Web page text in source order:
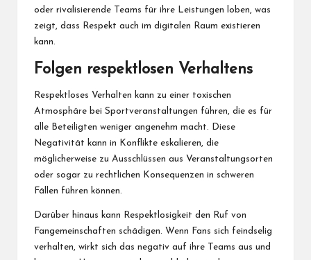
oder rivalisierende Teams für ihre Leistungen loben, was
zeigt, dass Respekt auch im digitalen Raum existieren
kann.
Folgen respektlosen Verhaltens
Respektloses Verhalten kann zu einer toxischen
Atmosphäre bei Sportveranstaltungen führen, die es für
alle Beteiligten weniger angenehm macht. Diese
Negativität kann in Konflikte eskalieren, die
möglicherweise zu Ausschlüssen aus Veranstaltungsorten
oder sogar zu rechtlichen Konsequenzen in schweren
Fällen führen können.
Darüber hinaus kann Respektlosigkeit den Ruf von
Fangemeinschaften schädigen. Wenn Fans sich feindselig
verhalten, wirkt sich das negativ auf ihre Teams aus und